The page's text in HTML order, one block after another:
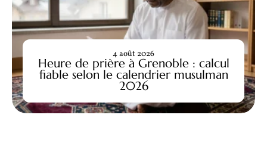
Heure de prière à Grenoble : calcul
fiable selon le calendrier musulman
2026
4 août 2026